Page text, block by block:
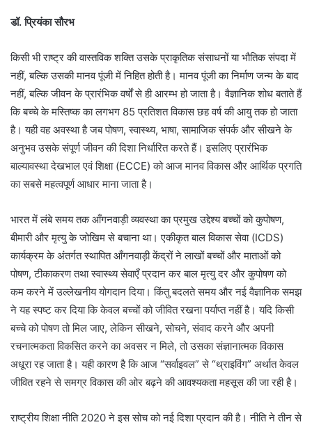
डॉ. प्रियंका सौरभ
किसी भी राष्ट्र की वास्तविक शक्ति उसके प्राकृतिक संसाधनों या भौतिक संपदा में
नहीं, बल्कि उसकी मानव पूंजी में निहित होती है। मानव पूंजी का निर्माण जन्म के बाद
नहीं, बल्कि जीवन के प्रारंभिक वर्षों से ही आरम्भ हो जाता है। वैज्ञानिक शोध बताते हैं
कि बच्चे के मस्तिष्क का लगभग 85 प्रतिशत विकास छह वर्ष की आयु तक हो जाता
है। यही वह अवस्था है जब पोषण, स्वास्थ्य, भाषा, सामाजिक संपर्क और सीखने के
अनुभव उसके संपूर्ण जीवन की दिशा निर्धारित करते हैं। इसलिए प्रारंभिक
बाल्यावस्था देखभाल एवं शिक्षा (ECCE) को आज मानव विकास और आर्थिक प्रगति
का सबसे महत्वपूर्ण आधार माना जाता है।
भारत में लंबे समय तक आँगनवाड़ी व्यवस्था का प्रमुख उद्देश्य बच्चों को कुपोषण,
बीमारी और मृत्यु के जोखिम से बचाना था। एकीकृत बाल विकास सेवा (ICDS)
कार्यक्रम के अंतर्गत स्थापित आँगनवाड़ी केंद्रों ने लाखों बच्चों और माताओं को
पोषण, टीकाकरण तथा स्वास्थ्य सेवाएँ प्रदान कर बाल मृत्यु दर और कुपोषण को
कम करने में उल्लेखनीय योगदान दिया। किंतु बदलते समय और नई वैज्ञानिक समझ
ने यह स्पष्ट कर दिया कि केवल बच्चों को जीवित रखना पर्याप्त नहीं है। यदि किसी
बच्चे को पोषण तो मिल जाए, लेकिन सीखने, सोचने, संवाद करने और अपनी
रचनात्मकता विकसित करने का अवसर न मिले, तो उसका संज्ञानात्मक विकास
अधूरा रह जाता है। यही कारण है कि आज “सर्वाइवल” से “थ्राइविंग” अर्थात केवल
जीवित रहने से समग्र विकास की ओर बढ़ने की आवश्यकता महसूस की जा रही है।
राष्ट्रीय शिक्षा नीति 2020 ने इस सोच को नई दिशा प्रदान की है। नीति ने तीन से